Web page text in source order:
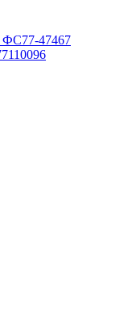
ФС77-47467